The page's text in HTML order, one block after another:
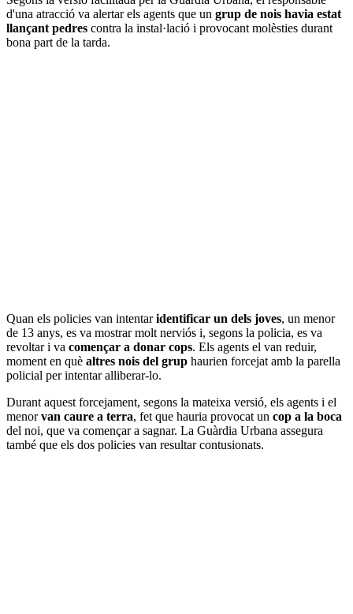
d'una atracció va alertar els agents que un grup de nois havia estat
llançant pedres contra la instal·lació i provocant molèsties durant
bona part de la tarda.
Quan els policies van intentaridentificar un dels joves, un menor
de 13 anys, es va mostrar molt nerviós i, segons la policia, es va
revoltar i va començar a donar cops. Els agents el van reduir,
moment en què altres nois del grup haurien forcejat amb la parella
policial per intentar alliberar-lo.
Durant aquest forcejament, segons la mateixa versió, els agents i el
menorvan caure a terra, fet que hauria provocat un cop a la boca
del noi, que va començar a sagnar. La Guàrdia Urbana assegura
també que els dos policies van resultar contusionats.